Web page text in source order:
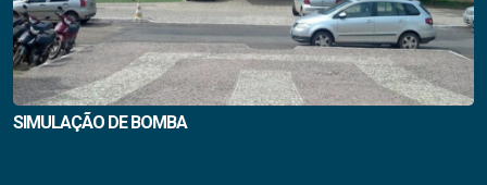
SIMULAÇÃO DE BOMBA